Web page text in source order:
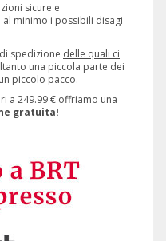
sicure e
minimo i possibili disagi
spedizione delle quali ci
una piccola parte dei
piccolo pacco.
a 249.99 € offriamo una
gratuita!